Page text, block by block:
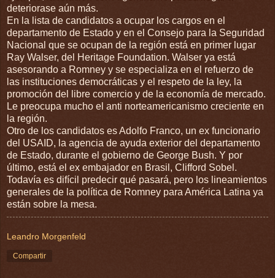
deteriorase aún más.
En la lista de candidatos a ocupar los cargos en el
departamento de Estado y en el Consejo para la Seguridad
Nacional que se ocupan de la región está en primer lugar
Ray Walser, del Heritage Foundation. Walser ya está
asesorando a Romney y se especializa en el refuerzo de
las instituciones democráticas y el respeto de la ley, la
promoción del libre comercio y de la economía de mercado.
Le preocupa mucho el anti norteamericanismo creciente en
la región.
Otro de los candidatos es Adolfo Franco, un ex funcionario
del USAID, la agencia de ayuda exterior del departamento
de Estado, durante el gobierno de George Bush. Y por
último, está el ex embajador en Brasil, Clifford Sobel.
Todavía es difícil predecir qué pasará, pero los lineamientos
generales de la política de Romney para América Latina ya
están sobre la mesa.
Leandro Morgenfeld
Compartir